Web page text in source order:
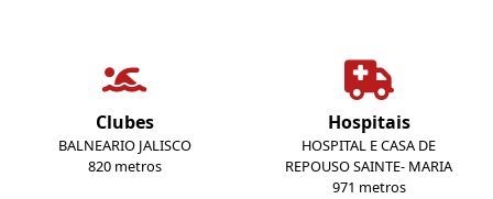
Clubes
BALNEARIO JALISCO
820 metros
Hospitais
HOSPITAL E CASA DE
REPOUSO SAINTE- MARIA
971 metros